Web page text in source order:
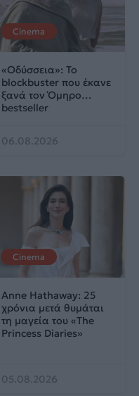
Cinema
«Οδύσσεια»: Το
blockbuster που έκανε
ξανά τον Όμηρο…
bestseller
06.08.2026
Cinema
Anne Hathaway: 25
χρόνια μετά θυμάται
τη μαγεία του «The
Princess Diaries»
05.08.2026